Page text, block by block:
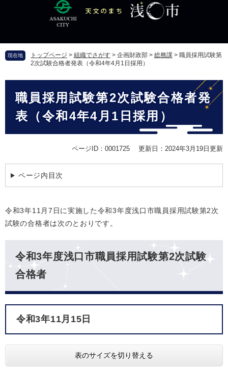
頭
す
飛
し
現在地 トップページ > 組織でさがす > 企画財政部 > 総務課 > 職員採用試験第
2次試験合格者発表（令和4年4月1日採用）
職員採用試験第2次試験合格者発
表（令和4年4月1日採用）
ページID：0001725 更新日：2024年3月19日更新
ページ内目次
令和3年11月7日に実施した令和3年度浅口市職員採用試験第2次
試験の合格者は次のとおりです。
令和3年度浅口市職員採用試験第2次試験
合格者
令和3年11月15日
表のサイズを切り替える